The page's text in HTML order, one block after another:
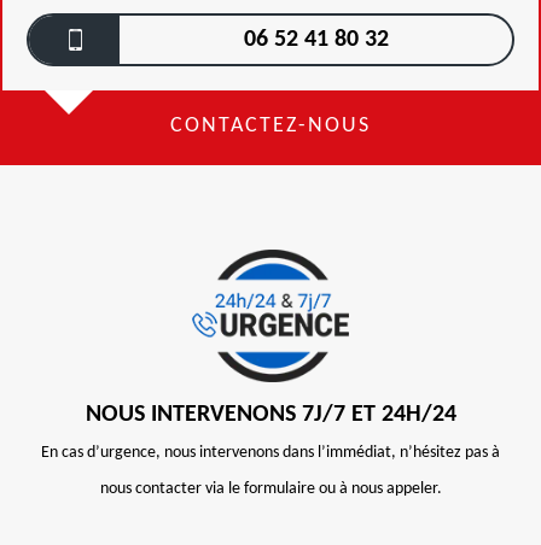
06 52 41 80 32
CONTACTEZ-NOUS
NOUS INTERVENONS 7J/7 ET 24H/24
En cas d’urgence, nous intervenons dans l’immédiat, n’hésitez pas à
nous contacter via le formulaire ou à nous appeler.